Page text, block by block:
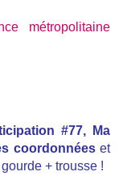
métropolitaine
#77, Ma
coordonnéeset
+ trousse !